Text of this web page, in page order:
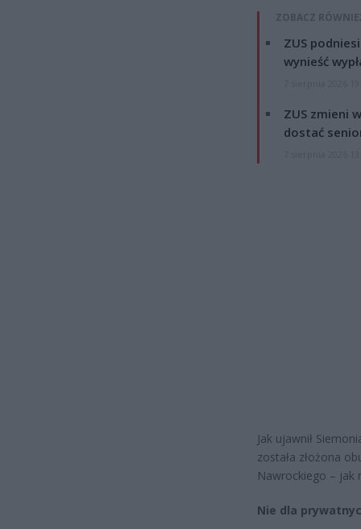
ZOBACZ
ZUS
wynieść
ZUS zmieni
dostać
Jak ujawnił
została złożona
Nawrockiego – jak
Nie dla